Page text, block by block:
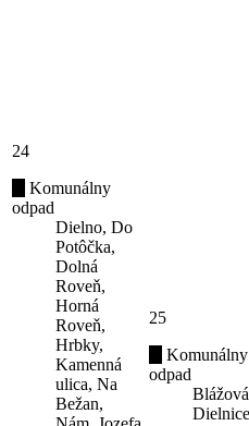
24
Komunálny
odpad
Dielno, Do
Potôčka,
Dolná
Roveň,
Horná
Roveň,
Hrbky,
Kamenná
ulica, Na
Bežan,
25
Komunálny
odpad